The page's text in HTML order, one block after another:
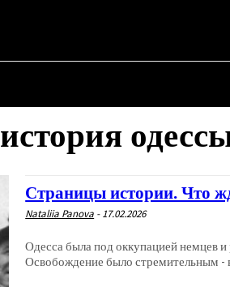
история
Страницы истории. Что
Nataliia Panova - 17.02.2026
Одесса была под оккупацией немцев и
Освобождение было стремительным -